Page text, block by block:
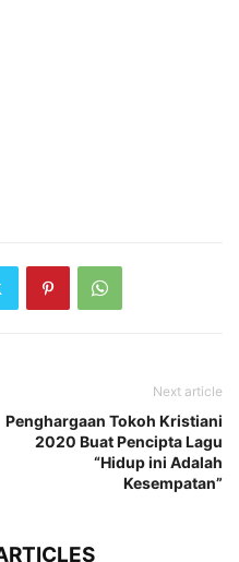
Next article
Penghargaan Tokoh Kristiani
2020 Buat Pencipta Lagu
“Hidup ini Adalah
Kesempatan”